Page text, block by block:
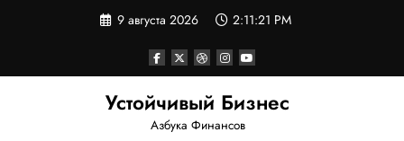
9 августа 2026 2:11:21 PM
Устойчивый Бизнес
Азбука Финансов